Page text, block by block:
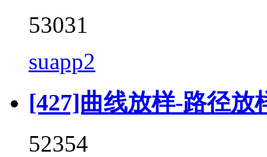
53031
suapp2
[427]曲线放样-路径放
52354